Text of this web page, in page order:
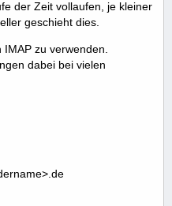
der Zeit vollaufen, je kleiner
geschieht dies.
zu verwenden.
dabei bei vielen